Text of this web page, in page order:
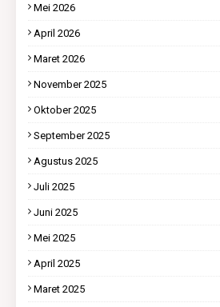
Mei 2026
April 2026
Maret 2026
November 2025
Oktober 2025
September 2025
Agustus 2025
Juli 2025
Juni 2025
Mei 2025
April 2025
Maret 2025